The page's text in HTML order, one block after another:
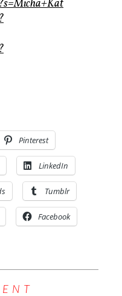
Pinterest
LinkedIn
Tumblr
Facebook